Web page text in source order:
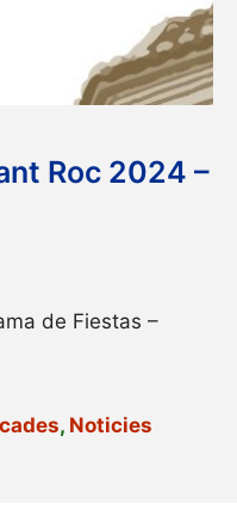
Roc 2024 –
de Fiestas –
, Noticies